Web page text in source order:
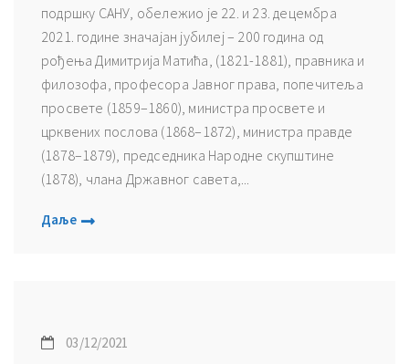
подршку САНУ, обележио је 22. и 23. децембра
2021. године значајан јубилеј – 200 година од
рођења Димитрија Матића, (1821-1881), правника и
филозофа, професора Јавног права, попечитеља
просвете (1859–1860), министра просвете и
црквених послова (1868–1872), министра правде
(1878–1879), председника Народне скупштине
(1878), члана Државног савета,...
Даље
03/12/2021